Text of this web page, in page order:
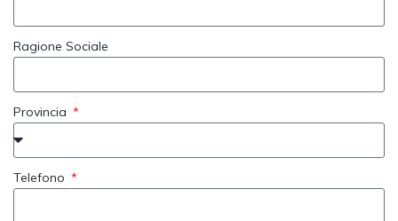
Ragione Sociale
Provincia
Telefono